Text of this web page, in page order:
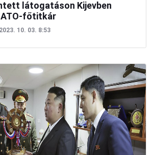
látogatáson Kijevben
főtitkár
2023. 10. 03. 8:53